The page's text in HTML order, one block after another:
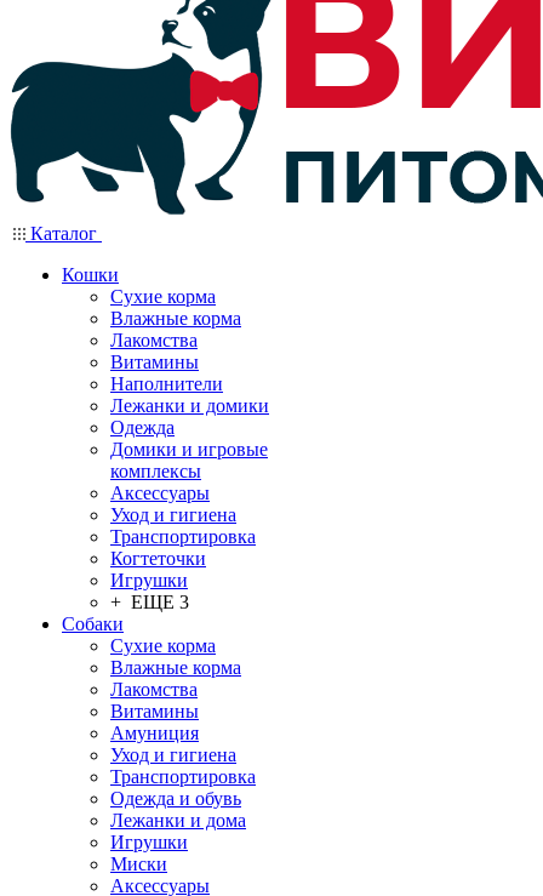
Каталог
Кошки
Сухие корма
Влажные корма
Лакомства
Витамины
Наполнители
Лежанки и домики
Одежда
Домики и игровые
комплексы
Аксессуары
Уход и гигиена
Транспортировка
Когтеточки
Игрушки
+ ЕЩЕ 3
Собаки
Сухие корма
Влажные корма
Лакомства
Витамины
Амуниция
Уход и гигиена
Транспортировка
Одежда и обувь
Лежанки и дома
Игрушки
Миски
Аксессуары